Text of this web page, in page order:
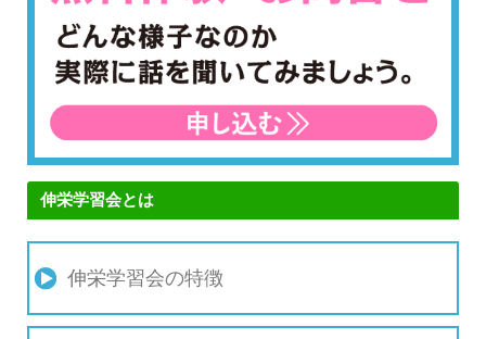
伸栄学習会とは
伸栄学習会の特徴